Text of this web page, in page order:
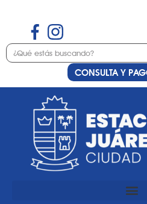
CONSULTA Y
Etiqueta:
Se viene la
2025: una